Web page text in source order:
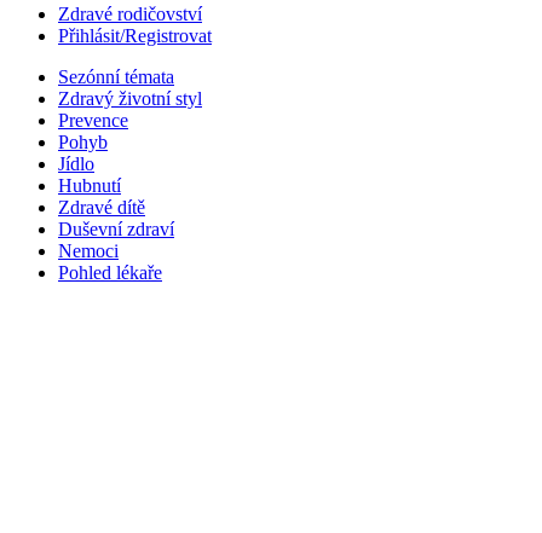
Zdravé rodičovství
Přihlásit/Registrovat
Sezónní témata
Zdravý životní styl
Prevence
Pohyb
Jídlo
Hubnutí
Zdravé dítě
Duševní zdraví
Nemoci
Pohled lékaře